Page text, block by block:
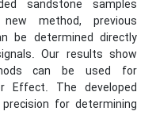
sandstone samples
method, previous
be determined directly
Our results show
can be used for
Effect. The developed
for determining